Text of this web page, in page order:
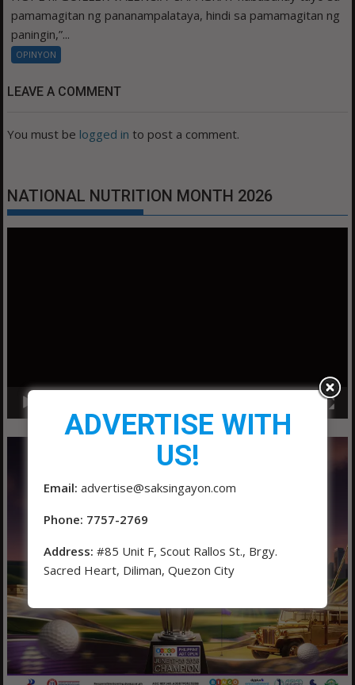
pamamagitan ng pananampalataya, hindi sa pamamagitan ng
paningin,”...
OPINYON
LEAVE A COMMENT
You must be logged in to post a comment.
NATIONAL NUTRITION MONTH 2026
ADVERTISE WITH
US!
Email: advertise@saksingayon.com
Phone: 7757-2769
Address: #85 Unit F, Scout Rallos St., Brgy.
Sacred Heart, Diliman, Quezon City